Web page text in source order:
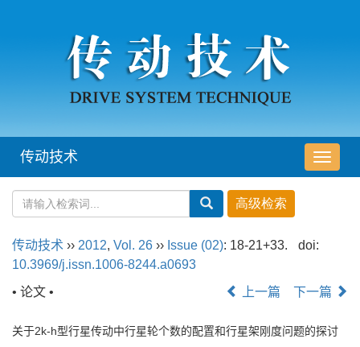
导
航
传动技术
传动技术 ›› 2012, Vol. 26 ›› Issue (02): 18-21+33.
doi:
10.3969/j.issn.1006-8244.a0693
• 论文 •
上一篇 下一篇
关于2k-h型行星传动中行星轮个数的配置和行星架刚度问题的探讨